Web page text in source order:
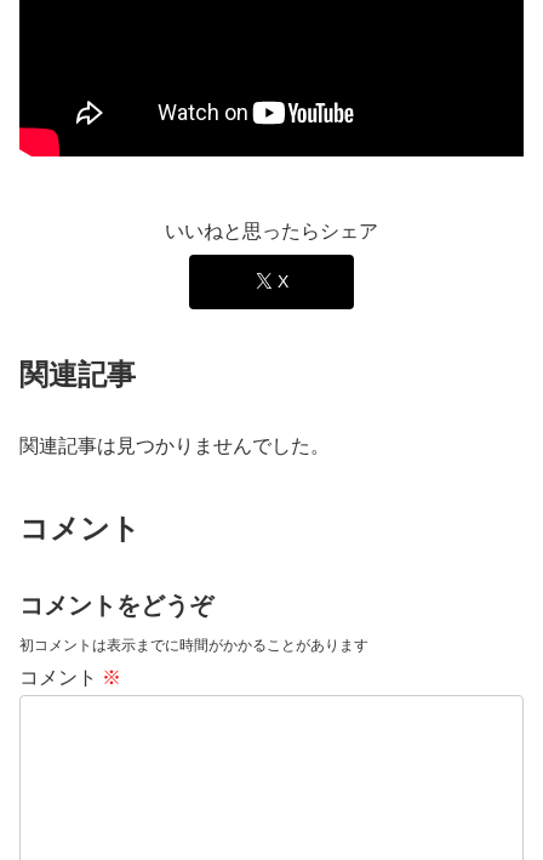
いいねと思ったらシェア
X
関連記事
関連記事は見つかりませんでした。
コメント
コメントをどうぞ
初コメントは表示までに時間がかかることがあります
コメント ※